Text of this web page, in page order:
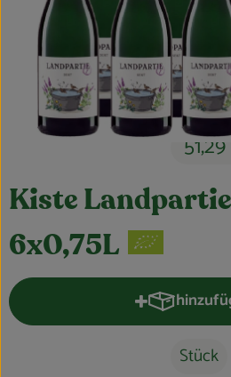
Kühltheke
Bäckerei
Vorratskammer
Getränke
Haus, Garten & Co.
So geht’s
Kiste
6x0,75L
Stück